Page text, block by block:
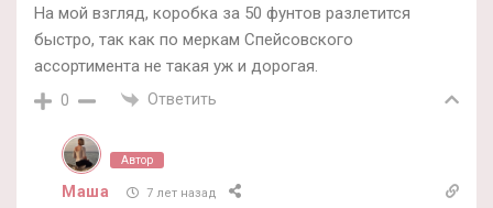
На мой взгляд, коробка за 50 фунтов разлетится
быстро, так как по меркам Спейсовского
ассортимента не такая уж и дорогая.
0 Ответить
Автор
Маша 7 лет назад